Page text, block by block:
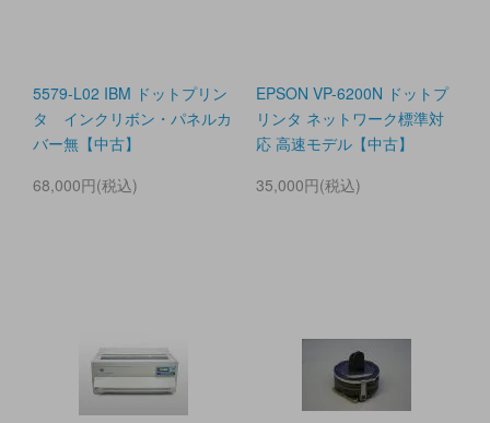
5579-L02 IBM ドットプリン
タ インクリボン・パネルカ
バー無【中古】
68,000円(税込)
EPSON VP-6200N ドットプ
リンタ ネットワーク標準対
応 高速モデル【中古】
35,000円(税込)